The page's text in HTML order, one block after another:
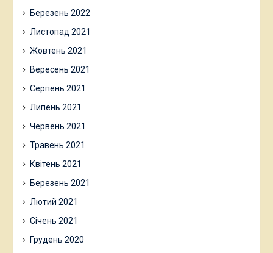
Березень 2022
Листопад 2021
Жовтень 2021
Вересень 2021
Серпень 2021
Липень 2021
Червень 2021
Травень 2021
Квітень 2021
Березень 2021
Лютий 2021
Січень 2021
Грудень 2020